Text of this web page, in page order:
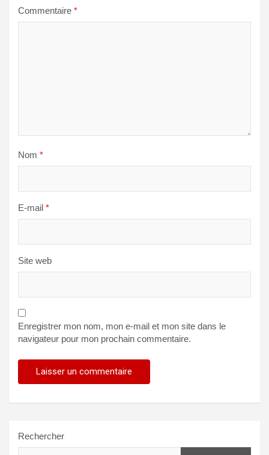
Commentaire *
Nom *
E-mail *
Site web
Enregistrer mon nom, mon e-mail et mon site dans le
navigateur pour mon prochain commentaire.
Rechercher